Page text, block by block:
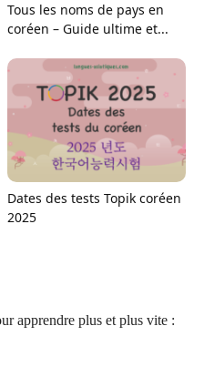
Tous les noms de pays en
coréen – Guide ultime et...
Dates des tests Topik coréen
2025
apprendre plus et plus vite :